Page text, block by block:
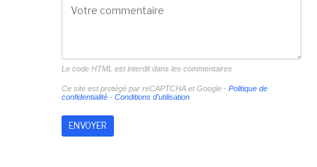
Le code HTML est interdit dans les commentaires
Ce site est protégé par reCAPTCHA et Google - Politique de
confidentialité- Conditions d'utilisation